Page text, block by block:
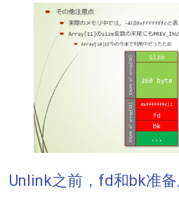
Unlink之前，fd和bk准